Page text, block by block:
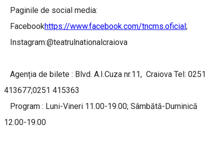
Paginile de social media:
Facebookhttps://www.facebook.com/tncms.oficial;
Instagram:@teatrulnationalcraiova
Agenția de bilete : Blvd. A.I.Cuza nr.11, Craiova Tel: 0251
413677;0251 415363
Program : Luni-Vineri 11.00-19.00; Sâmbătă-Duminică
12.00-19.00